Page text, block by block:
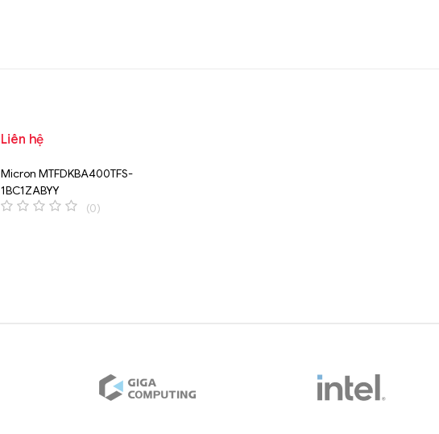
Liên hệ
Micron MTFDKBA400TFS-
1BC1ZABYY
(0)